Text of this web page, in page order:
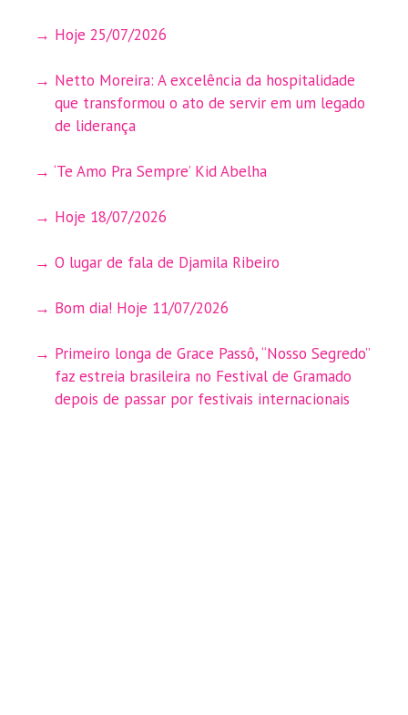
Hoje 25/07/2026
Netto Moreira: A excelência da hospitalidade
que transformou o ato de servir em um legado
de liderança
‘Te Amo Pra Sempre’ Kid Abelha
Hoje 18/07/2026
O lugar de fala de Djamila Ribeiro
Bom dia! Hoje 11/07/2026
Primeiro longa de Grace Passô, “Nosso Segredo”
faz estreia brasileira no Festival de Gramado
depois de passar por festivais internacionais